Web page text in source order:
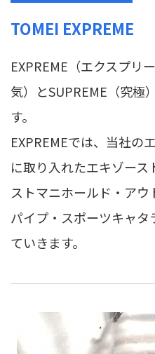
TOMEI EXPREME
EXPREME（エクスプリ
気）とSUPREME（究極
す。
EXPREMEでは、当社の
に取り入れたエキゾー
ストマニホールド・ア
パイプ・スポーツキャ
ていきます。